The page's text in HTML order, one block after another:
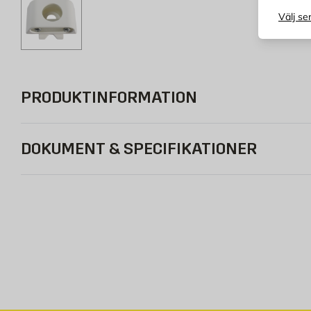
Välj
PRODUKTINFORMATION
DOKUMENT & SPECIFIKATIONER